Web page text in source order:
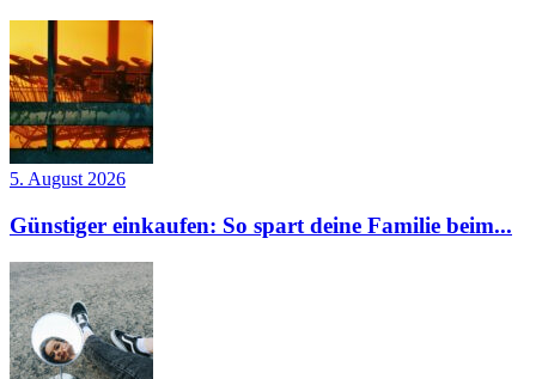
5. August 2026
Günstiger einkaufen: So spart deine Familie beim...